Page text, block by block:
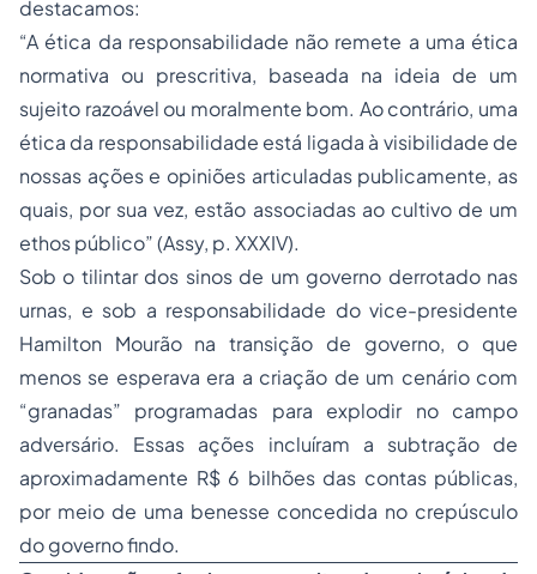
destacamos:
“A ética da responsabilidade não remete a uma ética
normativa ou prescritiva, baseada na ideia de um
sujeito razoável ou moralmente bom. Ao contrário, uma
ética da responsabilidade está ligada à visibilidade de
nossas ações e opiniões articuladas publicamente, as
quais, por sua vez, estão associadas ao cultivo de um
ethos público” (Assy, p. XXXIV).
Sob o tilintar dos sinos de um governo derrotado nas
urnas, e sob a responsabilidade do vice-presidente
Hamilton Mourão na transição de governo, o que
menos se esperava era a criação de um cenário com
“granadas” programadas para explodir no campo
adversário. Essas ações incluíram a subtração de
aproximadamente R$ 6 bilhões das contas públicas,
por meio de uma benesse concedida no crepúsculo
do governo findo.